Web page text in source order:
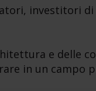
investitori
e delle
in un campo